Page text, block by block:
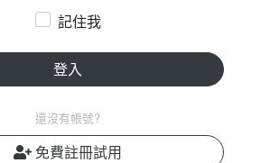
記住我
登入
還沒有帳號?
免費註冊試用